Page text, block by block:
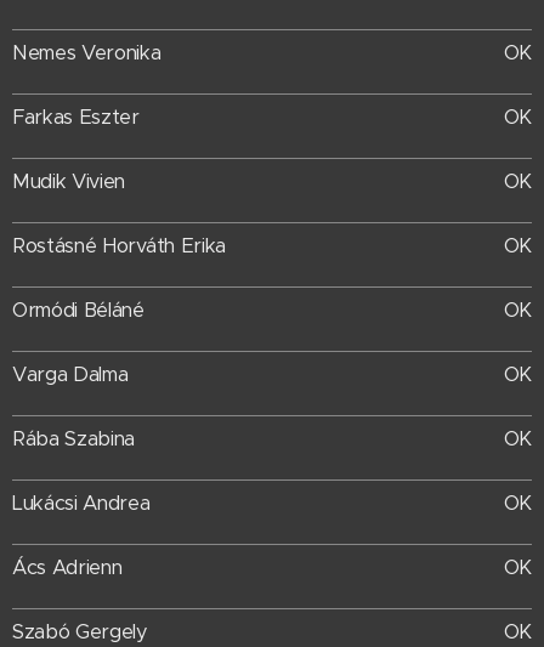
Nemes Veronika OK
Farkas Eszter OK
Mudik Vivien OK
Rostásné Horváth Erika OK
Ormódi Béláné OK
Varga Dalma OK
Rába Szabina OK
Lukácsi Andrea OK
Ács Adrienn OK
Szabó Gergely OK